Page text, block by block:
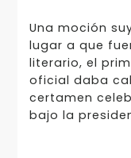
Una moción
lugar a que
literario, el
oficial daba
certamen
bajo la